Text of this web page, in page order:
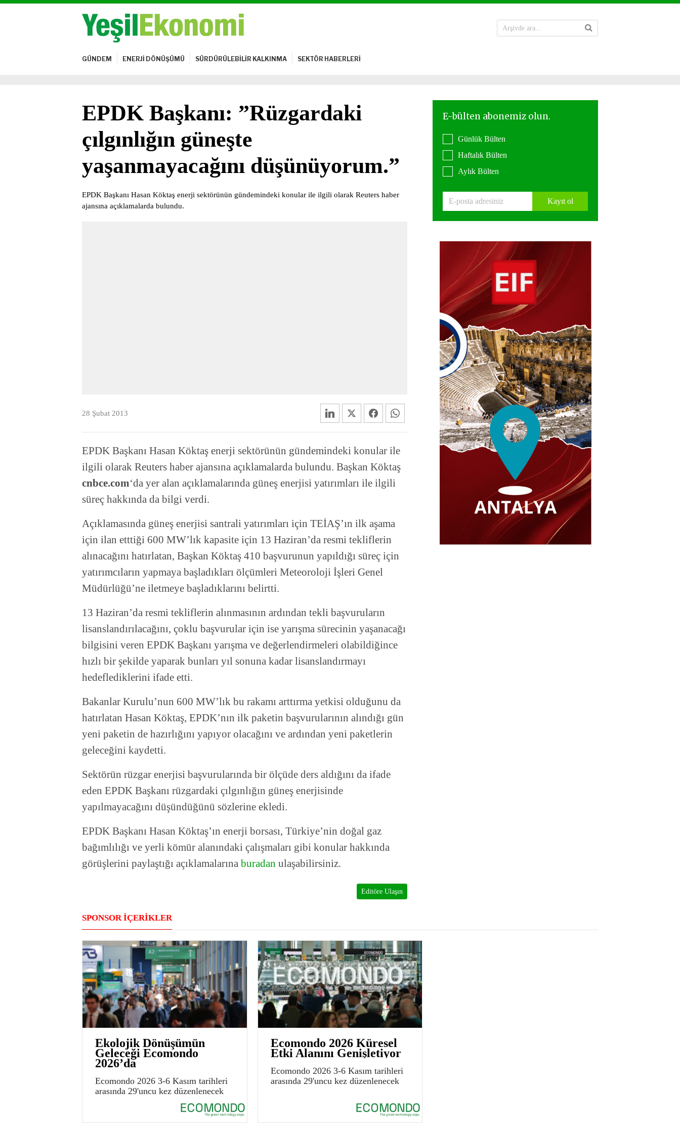
GÜNDEM ENERJİ DÖNÜŞÜMÜ SÜRDÜRÜLEBİLİR KALKINMA SEKTÖR HABERLERİ
EPDK Başkanı: ”Rüzgardaki
çılgınlığın güneşte
yaşanmayacağını düşünüyorum.”
EPDK Başkanı Hasan Köktaş enerji sektörünün gündemindeki konular ile ilgili olarak Reuters haber
ajansına açıklamalarda bulundu.
28 Şubat 2013
EPDK Başkanı Hasan Köktaş enerji sektörünün gündemindeki konular ile
ilgili olarak Reuters haber ajansına açıklamalarda bulundu. Başkan Köktaş
cnbce.com‘da yer alan açıklamalarında güneş enerjisi yatırımları ile ilgili
süreç hakkında da bilgi verdi.
Açıklamasında güneş enerjisi santrali yatırımları için TEİAŞ’ın ilk aşama
için ilan etttiği 600 MW’lık kapasite için 13 Haziran’da resmi tekliflerin
alınacağını hatırlatan, Başkan Köktaş 410 başvurunun yapıldığı süreç için
yatırımcıların yapmaya başladıkları ölçümleri Meteoroloji İşleri Genel
Müdürlüğü’ne iletmeye başladıklarını belirtti.
13 Haziran’da resmi tekliflerin alınmasının ardından tekli başvuruların
lisanslandırılacağını, çoklu başvurular için ise yarışma sürecinin yaşanacağı
bilgisini veren EPDK Başkanı yarışma ve değerlendirmeleri olabildiğince
hızlı bir şekilde yaparak bunları yıl sonuna kadar lisanslandırmayı
hedeflediklerini ifade etti.
Bakanlar Kurulu’nun 600 MW’lık bu rakamı arttırma yetkisi olduğunu da
hatırlatan Hasan Köktaş, EPDK’nın ilk paketin başvurularının alındığı gün
yeni paketin de hazırlığını yapıyor olacağını ve ardından yeni paketlerin
geleceğini kaydetti.
Sektörün rüzgar enerjisi başvurularında bir ölçüde ders aldığını da ifade
eden EPDK Başkanı rüzgardaki çılgınlığın güneş enerjisinde
yapılmayacağını düşündüğünü sözlerine ekledi.
EPDK Başkanı Hasan Köktaş’ın enerji borsası, Türkiye’nin doğal gaz
bağımlılığı ve yerli kömür alanındaki çalışmaları gibi konular hakkında
görüşlerini paylaştığı açıklamalarına buradan ulaşabilirsiniz.
Editöre Ulaşın
Günlük Bülten
Haftalık Bülten
Aylık Bülten
Kayıt ol
SPONSOR İÇERİKLER
Ekolojik Dönüşümün
Geleceği Ecomondo
2026’da
Ecomondo 2026 3-6 Kasım tarihleri
arasında 29'uncu kez düzenlenecek
Ecomondo 2026 Küresel
Etki Alanını Genişletiyor
Ecomondo 2026 3-6 Kasım tarihleri
arasında 29'uncu kez düzenlenecek